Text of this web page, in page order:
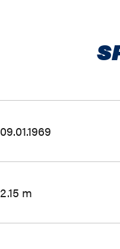
09.01.1969
2.15 m